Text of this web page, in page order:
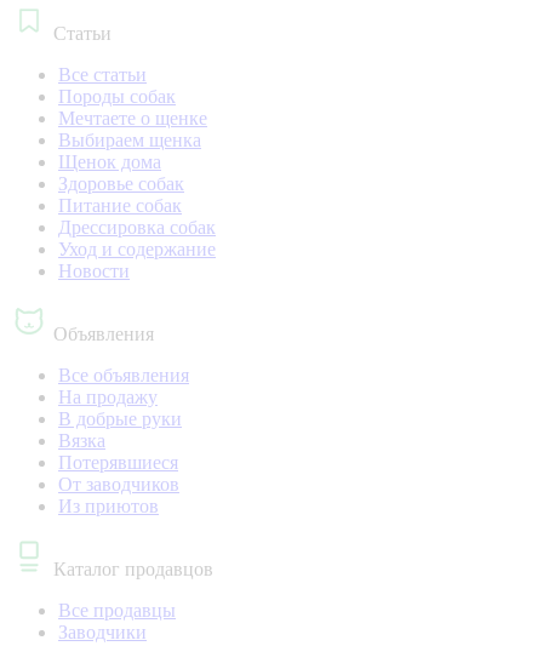
Статьи
Все статьи
Породы собак
Мечтаете о щенке
Выбираем щенка
Щенок дома
Здоровье собак
Питание собак
Дрессировка собак
Уход и содержание
Новости
Объявления
Все объявления
На продажу
В добрые руки
Вязка
Потерявшиеся
От заводчиков
Из приютов
Каталог продавцов
Все продавцы
Заводчики